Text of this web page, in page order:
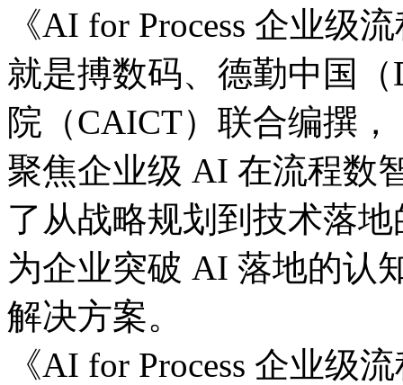
《AI for Process 企业级
就是搏数码、德勤中
院（CAICT）联合编撰，
聚焦企业级 AI 在流程数智
了从战略规划到技术落地
为企业突破 AI 落地的认
解决方案。
《AI for Process 企业级